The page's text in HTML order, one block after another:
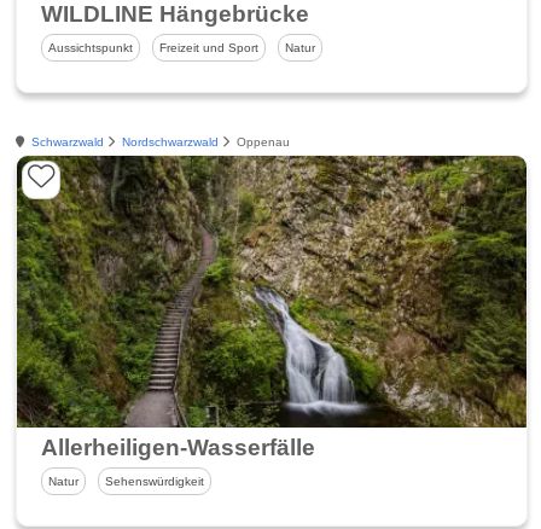
WILDLINE Hängebrücke
Aussichtspunkt Freizeit und Sport Natur
Schwarzwald Nordschwarzwald Oppenau
Allerheiligen-Wasserfälle
Natur Sehenswürdigkeit